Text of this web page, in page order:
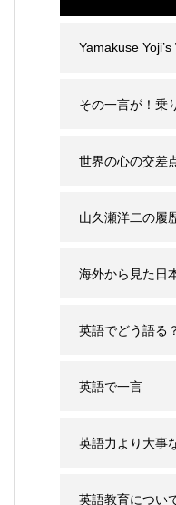
Yamakuse
その一言が！乗
世界の心の交差
と誤解の背景〜
山久瀬洋二の履
海外から見た日
英語でどう語る
英語で一言
英語力より大事
ウハウ
英語教育につい